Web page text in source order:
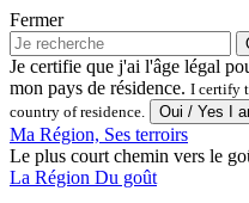
Fermer
Je certifie que j'ai l'âge légal
mon pays de résidence. I certify
country of residence.
Ma Région, Ses terroirs
Le plus court chemin vers le
La Région Du goût